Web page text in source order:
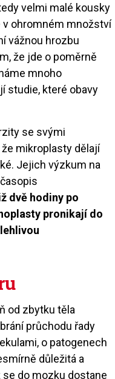
velmi malé kousky
v ohromném množství
vážnou hrozbu
že jde o poměrně
mnoho
studie, které obavy
se svými
mikroplasty dělají
Jejich výzkum na
časopis
dvě hodiny po
pronikají do
od zbytku těla
průchodu řady
o patogenech
důležitá a
do mozku dostane